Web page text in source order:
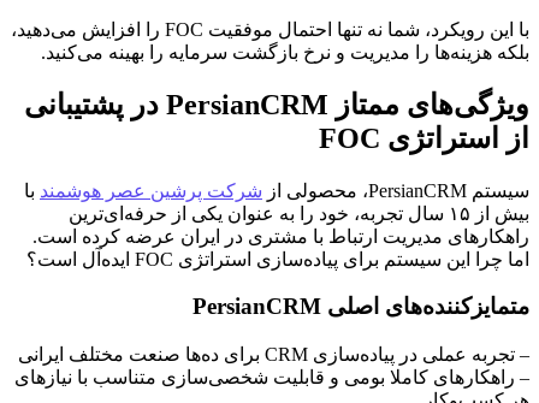
با این رویکرد، شما نه تنها احتمال موفقیت FOC را افزایش می‌دهید،
بلکه هزینه‌ها را مدیریت و نرخ بازگشت سرمایه را بهینه می‌کنید.
ویژگی‌های ممتاز PersianCRM در پشتیبانی
از استراتژی FOC
سیستم PersianCRM، محصولی از شرکت پرشین عصر هوشمند با
بیش از ۱۵ سال تجربه، خود را به عنوان یکی از حرفه‌ای‌ترین
راهکارهای مدیریت ارتباط با مشتری در ایران عرضه کرده است.
اما چرا این سیستم برای پیاده‌سازی استراتژی FOC ایده‌آل است؟
متمایزکننده‌های اصلی PersianCRM
– تجربه عملی در پیاده‌سازی CRM برای ده‌ها صنعت مختلف ایرانی
– راهکارهای کاملا بومی و قابلیت شخصی‌سازی متناسب با نیازهای